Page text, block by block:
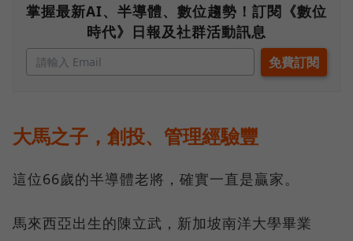
掌握最新AI、半導體、數位趨勢！訂閱《數位
時代》日報及社群活動訊息
大馬之子，創投、管理經驗豐
這位66歲的半導體老將，確實一直是贏家。
馬來西亞出生的陳立武，新加坡南洋大學畢業